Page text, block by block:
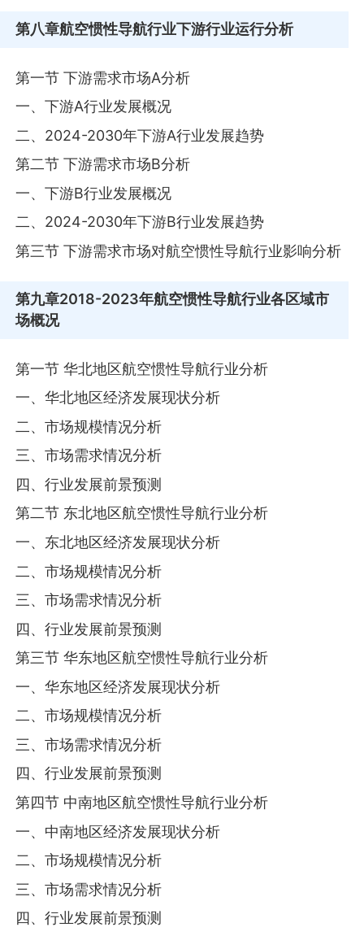
第八章航空惯性导航行业下游行业运行分析
第一节 下游需求市场A分析
一、下游A行业发展概况
二、2024-2030年下游A行业发展趋势
第二节 下游需求市场B分析
一、下游B行业发展概况
二、2024-2030年下游B行业发展趋势
第三节 下游需求市场对航空惯性导航行业影响分析
第九章2018-2023年航空惯性导航行业各区域市
场概况
第一节 华北地区航空惯性导航行业分析
一、华北地区经济发展现状分析
二、市场规模情况分析
三、市场需求情况分析
四、行业发展前景预测
第二节 东北地区航空惯性导航行业分析
一、东北地区经济发展现状分析
二、市场规模情况分析
三、市场需求情况分析
四、行业发展前景预测
第三节 华东地区航空惯性导航行业分析
一、华东地区经济发展现状分析
二、市场规模情况分析
三、市场需求情况分析
四、行业发展前景预测
第四节 中南地区航空惯性导航行业分析
一、中南地区经济发展现状分析
二、市场规模情况分析
三、市场需求情况分析
四、行业发展前景预测